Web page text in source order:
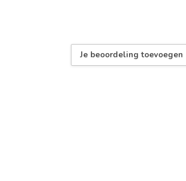
Je beoordeling toevoegen